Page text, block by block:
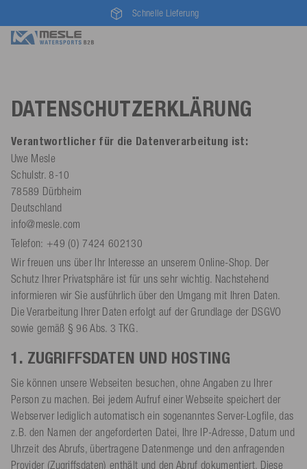
Schnelle Lieferung
DATENSCHUTZERKLÄRUNG
Verantwortlicher für die Datenverarbeitung ist:
Uwe Mesle
Schulstr. 8-10
78589 Dürbheim
Deutschland
info@mesle.com
Telefon: +49 (0) 7424 602130
Wir freuen uns über Ihr Interesse an unserem Online-Shop. Der
Schutz Ihrer Privatsphäre ist für uns sehr wichtig. Nachstehend
informieren wir Sie ausführlich über den Umgang mit Ihren Daten.
Die Verarbeitung Ihrer Daten erfolgt auf der Grundlage der DSGVO
sowie gemäß § 96 Abs. 3 TKG.
1. ZUGRIFFSDATEN UND HOSTING
Sie können unsere Webseiten besuchen, ohne Angaben zu Ihrer
Person zu machen. Bei jedem Aufruf einer Webseite speichert der
Webserver lediglich automatisch ein sogenanntes Server-Logfile, das
z.B. den Namen der angeforderten Datei, Ihre IP-Adresse, Datum und
Uhrzeit des Abrufs, übertragene Datenmenge und den anfragenden
Provider (Zugriffsdaten) enthält und den Abruf dokumentiert. Diese